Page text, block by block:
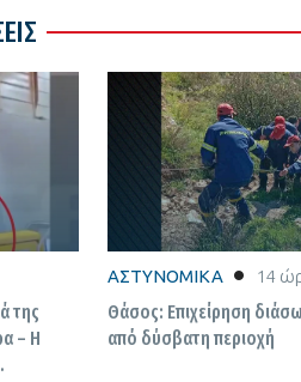
της
– Η
ΑΣΤΥΝΟΜΙΚΑ 14
Θάσος: Επιχείρηση
από δύσβατη περιοχή